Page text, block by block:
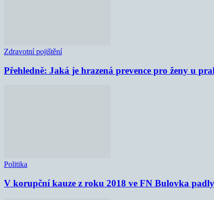
Zdravotní pojištění
Přehledně: Jaká je hrazená prevence pro ženy u
Politika
V korupční kauze z roku 2018 ve FN Bulovka